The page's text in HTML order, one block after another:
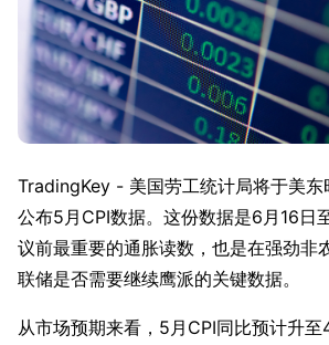
TradingKey - 美国劳工统计局将于美
公布5月CPI数据。这份数据是6月16日
议前最重要的通胀读数，也是在强劲非
联储是否需要继续鹰派的关键数据。
从市场预期来看，5月CPI同比预计升